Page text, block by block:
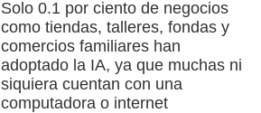
Solo 0.1 por ciento de negocios
como tiendas, talleres, fondas y
comercios familiares han
adoptado la IA, ya que muchas ni
siquiera cuentan con una
computadora o internet